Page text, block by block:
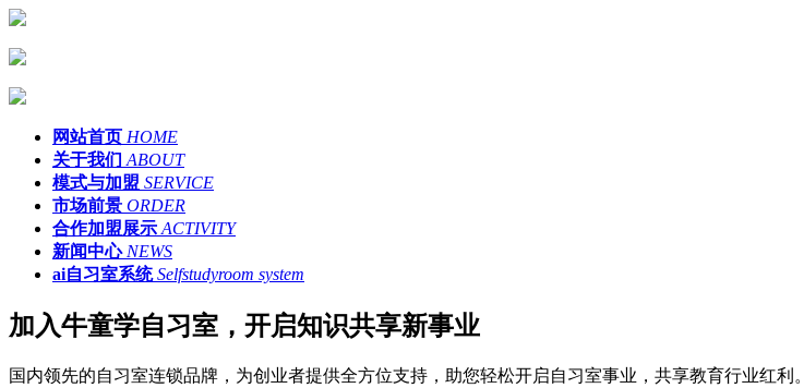
网站首页 HOME
关于我们 ABOUT
模式与加盟 SERVICE
市场前景 ORDER
合作加盟展示 ACTIVITY
新闻中心 NEWS
ai自习室系统 Selfstudyroom system
加入牛童学自习室，开启知识共享新事业
国内领先的自习室连锁品牌，为创业者提供全方位支持，助您轻松开启自习室事业，共享教育行业红利。